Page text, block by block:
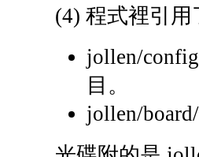
(4) 程式裡引
jollen/
目。
jollen/